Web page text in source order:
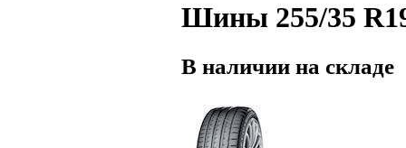
Шины 255/35
В наличии на складе